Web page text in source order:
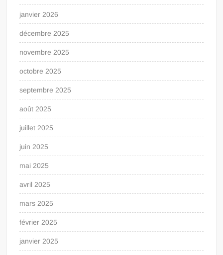
janvier 2026
décembre 2025
novembre 2025
octobre 2025
septembre 2025
août 2025
juillet 2025
juin 2025
mai 2025
avril 2025
mars 2025
février 2025
janvier 2025